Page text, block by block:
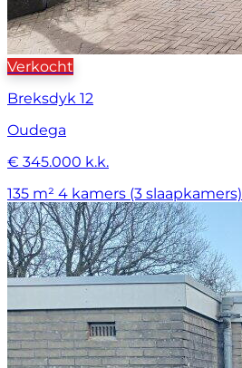
Verkocht
Breksdyk 12
Oudega
€ 345.000 k.k.
135 m² 4 kamers (3 slaapkamers)